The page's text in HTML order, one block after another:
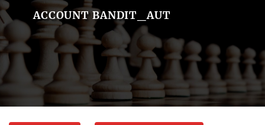
ACCOUNT BANDIT_AUT